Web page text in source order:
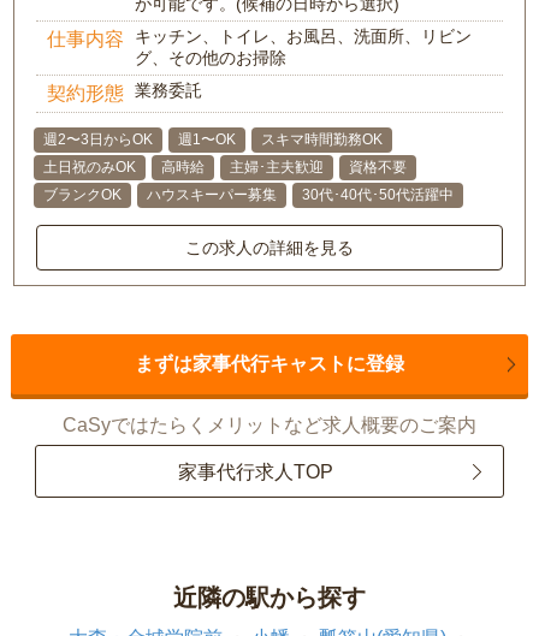
が可能です。(候補の日時から選択)
仕事内容
キッチン、トイレ、お風呂、洗面所、リビン
グ、その他のお掃除
契約形態 業務委託
週2〜3日からOK 週1〜OK
スキマ時間勤務OK
土日祝のみOK
高時給 主婦･主夫歓迎
資格不要
ブランクOK
ハウスキーパー募集 30代･40代･50代活躍中
この求人の詳細を見る
まずは家事代行キャストに登録
CaSyではたらくメリットなど求人概要のご案内
家事代行求人TOP
近隣の駅から探す